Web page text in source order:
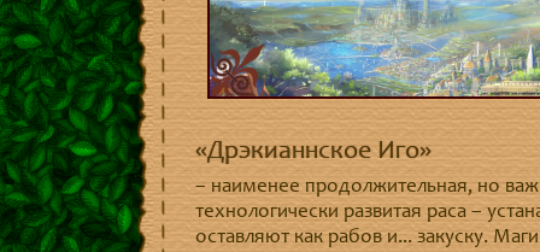
«Дрэкианнское Иго»
– наименее продолжительная, но
технологически развитая раса –
оставляют как рабов и... закуску.